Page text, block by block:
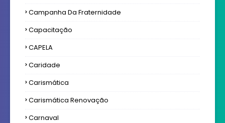
Campanha Da Fraternidade
Capacitação
CAPELA
Caridade
Carismática
Carismática Renovação
Carnaval